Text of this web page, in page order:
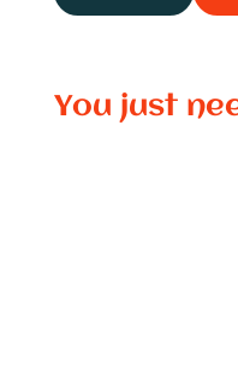
You just